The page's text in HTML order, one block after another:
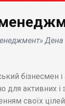
Дена
бізнесмен і
активних і
своїх
БІЗНЕС НОВИНИ
Сервери
ботнет .